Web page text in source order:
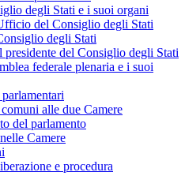
degli Stati e i suoi organi
del Consiglio degli Stati
degli Stati
presidente del Consiglio degli Stati
federale plenaria e i suoi
alle due Camere
del parlamento
Camere
e procedura